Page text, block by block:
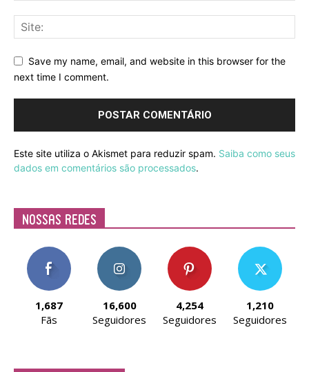
Save my name, email, and website in this browser for the
next time I comment.
Este site utiliza o Akismet para reduzir spam. Saiba como seus
dados em comentários são processados.
Nossas Redes
1,687
Fãs
16,600
Seguidores
4,254
Seguidores
1,210
Seguidores